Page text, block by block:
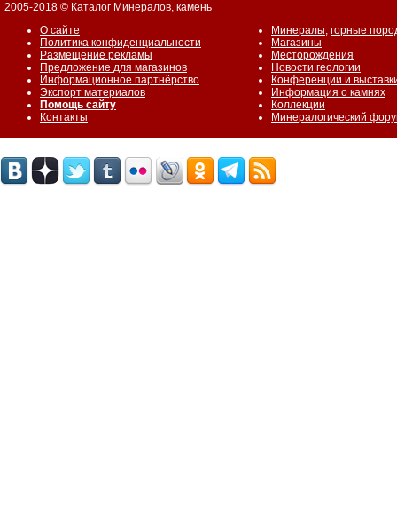
2005-2018 © Каталог Минералов, камень
О сайте
Политика конфиденциальности
Размещение рекламы
Предложение для магазинов
Информационное партнёрство
Экспорт материалов
Помощь сайту
Контакты
Минералы, горные
Магазины
Месторождения
Новости геологии
Конференции и
Информация о камнях
Коллекции
Минералогический